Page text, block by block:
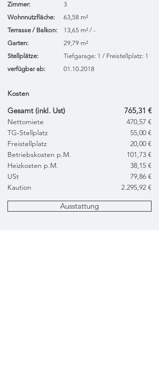
Zimmer:
Wohnnutzfläche:
Terrasse / Balkon:
Garten:
Stellplätze:
verfügbar ab:
3
63,58 m²
13,65 m² / -
29,79 m²
Tiefgarage: 1 / Freistellplatz: 1
01.10.2018
Kosten
Gesamt (inkl. Ust)
Nettomiete
TG-Stellplatz
Freistellplatz
Betriebskosten p.M.
Heizkosten p.M.
USt
Kaution
765,31 €
470,57 €
55,00 €
20,00 €
101,73 €
38,15 €
79,86 €
2.295,92 €
Ausstattung